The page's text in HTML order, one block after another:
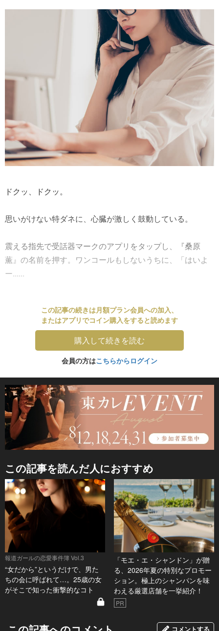
ドクッ、ドクッ。
思いがけない特ダネに、心臓が激しく鼓動している。
震える指先で受話器マークのアプリをタップし、『桑原
薫』の名前を押す。ワンコールもしないうちに、「はいよ
ー......
この記事の続きは月額プラン会員への加入、
またはアプリでコイン購入をすると読めます
購入して続きを読む
会員の方はこちらからログイン
この記事を読んだ人におすすめ
報道ガールの恋愛事件簿 Vol.3
“女だから”というだけで、男た
ちの会に呼ばれて…。25歳の女
がそこで知った衝撃的なコト
「モエ・エ・シャンドン」が贈
る、2026年夏の特別なプロモー
ション。極上のシャンパンを味
わえる厳選店舗を一挙紹介！
PR
コメントする